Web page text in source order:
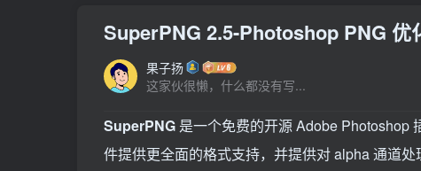
SuperPNG 2.5-Photoshop PNG 优
果子扬
这家伙很懒，什么都没有写...
SuperPNG 是一个免费的开源 Adobe Photoshop
件提供更全面的格式支持，并提供对 alpha 通道